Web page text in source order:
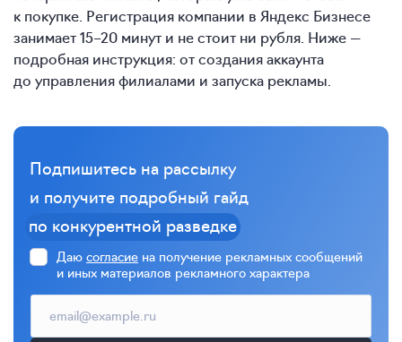
к покупке. Регистрация компании в Яндекс Бизнесе
занимает15–20 минут и не стоит ни рубля. Ниже —
подробная инструкция: от создания аккаунта
до управления филиалами и запуска рекламы.
Подпишитесь на рассылку
и получите подробный гайд
по конкурентной разведке
Даю согласие на получение рекламных сообщений
и иных материалов рекламного характера